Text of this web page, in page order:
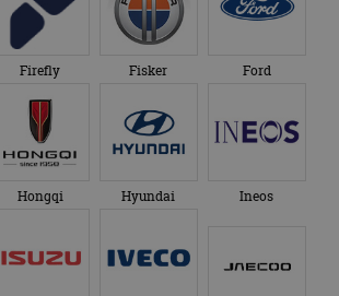
Firefly Fisker Ford
Hongqi Hyundai Ineos